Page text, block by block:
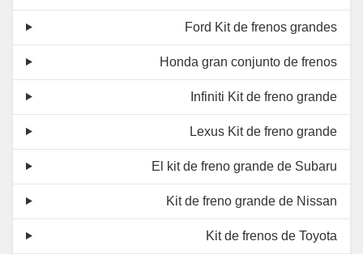
Ford Kit de frenos grandes
Honda gran conjunto de frenos
Infiniti Kit de freno grande
Lexus Kit de freno grande
El kit de freno grande de Subaru
Kit de freno grande de Nissan
Kit de frenos de Toyota